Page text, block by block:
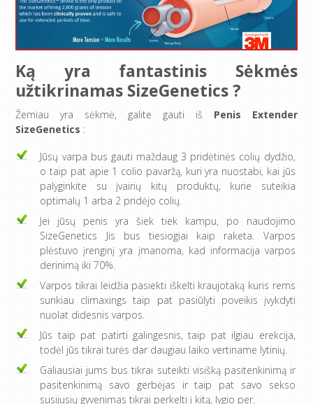
Ką yra fantastinis Sėkmės
užtikrinamas SizeGenetics ?
Žemiau yra sėkmė, galite gauti iš Penis Extender
SizeGenetics :
Jūsų varpa bus gauti maždaug 3 pridėtinės colių dydžio,
o taip pat apie 1 colio pavaržą, kuri yra nuostabi, kai jūs
palyginkite su įvairių kitų produktų, kurie suteikia
optimalų 1 arba 2 pridėjo colių.
Jei jūsų penis yra šiek tiek kampu, po naudojimo
SizeGenetics Jis bus tiesiogiai kaip raketa. Varpos
plėstuvo įrenginį yra įmanoma, kad informacija varpos
derinimą iki 70%.
Varpos tikrai leidžia pasiekti iškelti kraujotaką kuris rems
sunkiau climaxings taip pat pasiūlyti poveikis įvykdyti
nuolat didesnis varpos.
Jūs taip pat patirti galingesnis, taip pat ilgiau erekcija,
todėl jūs tikrai turės dar daugiau laiko vertiname lytinių.
Galiausiai jums bus tikrai suteikti visišką pasitenkinimą ir
pasitenkinimą savo gerbėjas ir taip pat savo sekso
susijusių gyvenimas tikrai perkelti į kitą, lygio per.